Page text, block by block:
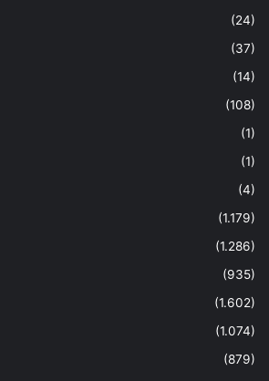
(24)
(37)
(14)
(108)
(1)
(1)
(4)
(1.179)
(1.286)
(935)
(1.602)
(1.074)
(879)